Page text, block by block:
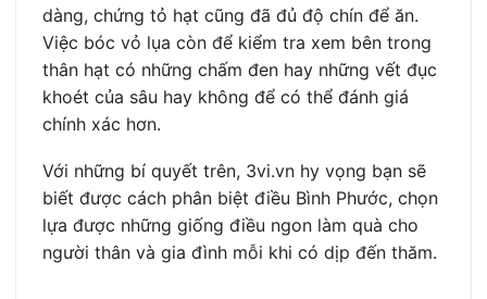
dàng, chứng tỏ hạt cũng đã đủ độ chín để ăn.
Việc bóc vỏ lụa còn để kiểm tra xem bên trong
thân hạt có những chấm đen hay những vết đục
khoét của sâu hay không để có thể đánh giá
chính xác hơn.
Với những bí quyết trên, 3vi.vn hy vọng bạn sẽ
biết được cách phân biệt điều Bình Phước, chọn
lựa được những giống điều ngon làm quà cho
người thân và gia đình mỗi khi có dịp đến thăm.